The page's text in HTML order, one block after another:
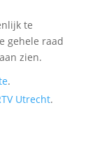
te
gehele raad
zien.
.
Utrecht.